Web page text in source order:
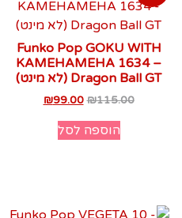
Funko Pop GOKU WITH
KAMEHAMEHA 1634 –
Dragon Ball GT (לא מינט)
₪115.00
₪99.00
הוספה לסל